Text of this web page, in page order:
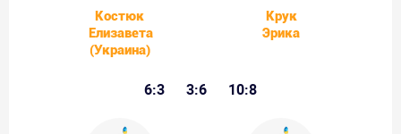
Костюк
Елизавета
(Украина)
Крук
Эрика
6:3 3:6 10:8